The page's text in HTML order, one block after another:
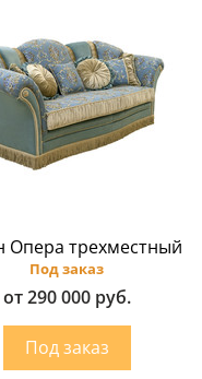
Опера трехместный
Под заказ
от 290 000 руб.